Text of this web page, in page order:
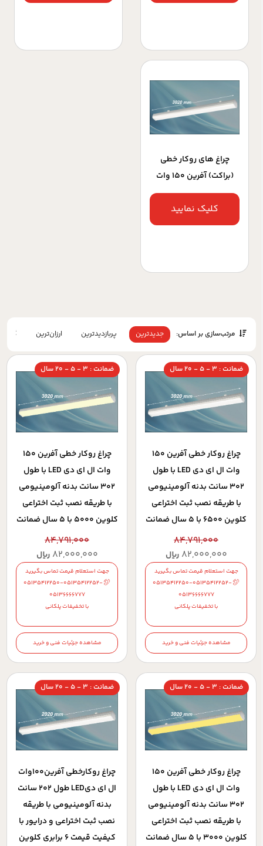
چراغ های روکار خطی
(براکت) آفرین 150 وات
کلیک نمایید
مرتب‌سازی بر اساس: جدیدترین پربازدیدترین ارزان‌ترین
ضمانت : 3 - 5 - 20 سال
چراغ روکار خطي آفرين 150
وات ال اي دي LED با طول
302 سانت بدنه آلومينيومي
با طريقه نصب ثبت اختراعي
کلوين 6500 با 5 سال ضمانت
84,791,000
82,000,000 ریال
جهت استعلام قیمت تماس بگیرید
05135412250-05135412252-
05136666777
با تخفیفات پلکانی
مشاهده جزئیات فنی و خرید
ضمانت : 3 - 5 - 20 سال
چراغ روکار خطي آفرين 150
وات ال اي دي LED با طول
302 سانت بدنه آلومينيومي
با طريقه نصب ثبت اختراعي
کلوين 5000 با 5 سال ضمانت
84,791,000
82,000,000 ریال
جهت استعلام قیمت تماس بگیرید
05135412250-05135412252-
05136666777
با تخفیفات پلکانی
مشاهده جزئیات فنی و خرید
ضمانت : 3 - 5 - 20 سال
چراغ روکار خطي آفرين 150
وات ال اي دي LED با طول
302 سانت بدنه آلومينيومي
با طريقه نصب ثبت اختراعي
کلوين 3000 با 5 سال ضمانت
ضمانت : 3 - 5 - 20 سال
چراغ روکارخطي آفرين100وات
ال اي ديLED طول 202 سانت
بدنه آلومينيومي با طريقه
نصب ثبت اختراعي و درايور با
کيفيت قيمت 6 برابري کلوين